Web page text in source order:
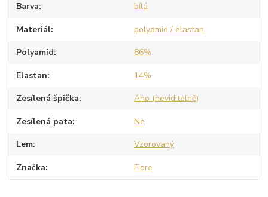
Barva bílá
Materiál polyamid / elastan
Polyamid 86%
Elastan 14%
Zesílená špička Ano (neviditelně)
Zesílená pata Ne
Lem Vzorovaný
Značka Fiore